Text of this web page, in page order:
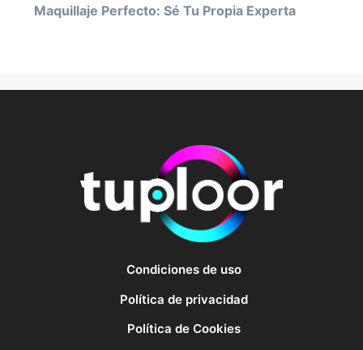
Maquillaje Perfecto: Sé Tu Propia Experta
Condiciones de uso
Política de privacidad
Política de Cookies